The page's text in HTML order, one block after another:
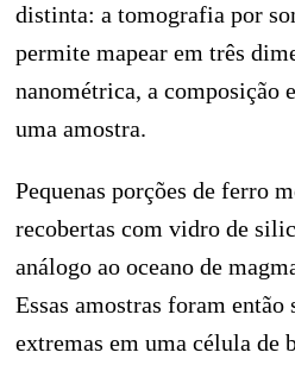
distinta: a tomografia por
permite mapear em três
nanométrica, a composição
uma amostra.
Pequenas porções de ferro
recobertas com vidro de
análogo ao oceano de
Essas amostras foram então
extremas em uma célula de